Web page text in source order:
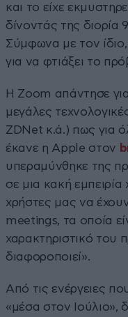
και το είχε
δίνοντάς της διορία
Σύμφωνα με τον
για να φτιάξει το
Η Zoom απάντησε
μεγάλες
ZDNet κ.ά.) πως για
έκανε η Apple στον
υπεραμύνθηκε της
σε μια κακή
χρήστες μας να
meetings, τα οποία
χαρακτηριστικό του
διαφοροποιεί».
Από τις ενέργειες
«μέσα στον Ιούλιο»,